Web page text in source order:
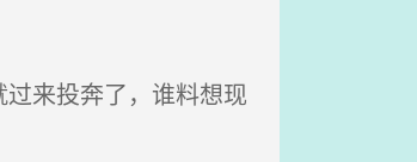
来投奔了，谁料想现